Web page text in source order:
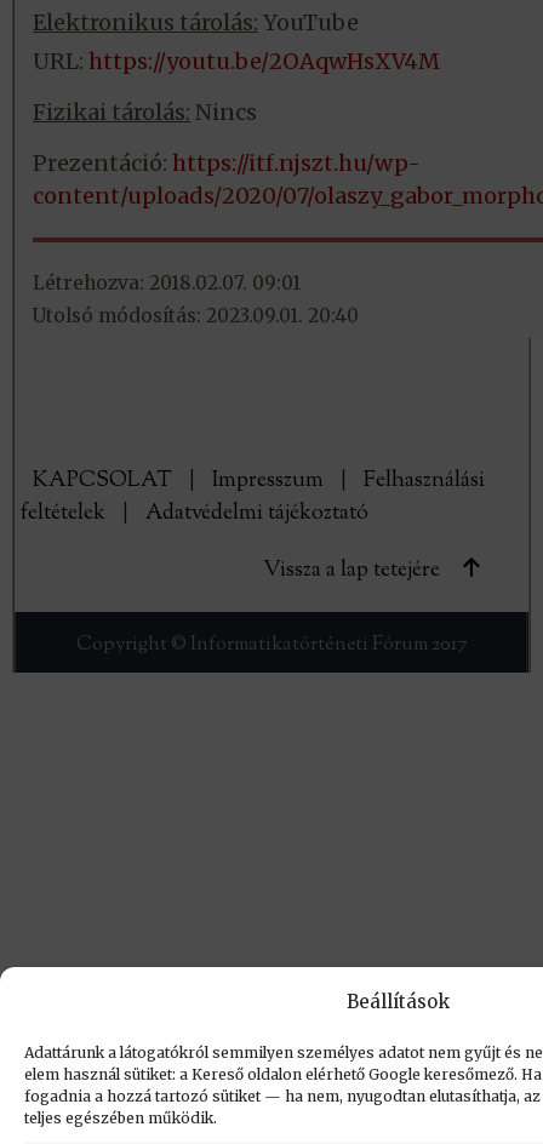
Beállítások
Adattárunk a látogatókról semmilyen személyes adatot nem gyűjt és
elem használ sütiket: a Kereső oldalon elérhető Google keresőmező.
fogadnia a hozzá tartozó sütiket — ha nem, nyugodtan elutasíthatja,
teljes egészében működik.
Elektronikus tárolás: YouTube
URL: https://youtu.be/2OAqwHsXV4M
Fizikai tárolás: Nincs
Prezentáció: https://itf.njszt.hu/wp-
content/uploads/2020/07/
Létrehozva: 2018.02.07. 09:01
Utolsó módosítás: 2023.09.01. 20:40
KAPCSOLAT Impresszum
Felhasználási
feltételek
Adatvédelmi tájékoztató
Vissza a lap tetejére
Copyright © Informatikatörténeti Fórum 2017